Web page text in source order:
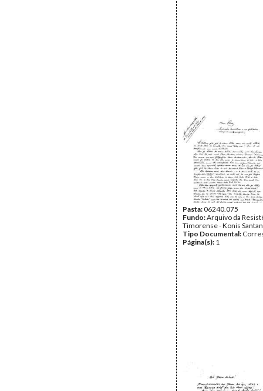
Pasta:06240.075
Fundo:Arquivo da
Timorense - Konis
Tipo Documental:
Página(s): 1